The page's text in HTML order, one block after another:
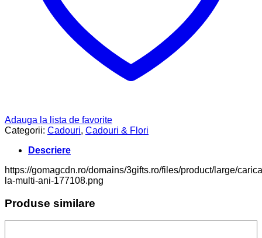
Adauga la lista de favorite
Categorii: Cadouri, Cadouri & Flori
Descriere
https://gomagcdn.ro/domains/3gifts.ro/files/product/large/
la-multi-ani-177108.png
Produse similare